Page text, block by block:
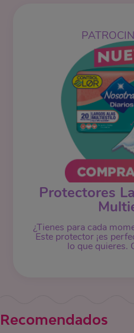
Protectores
¿Tienes para cada
Este protector ¡es
lo que quieres.
Recomendados